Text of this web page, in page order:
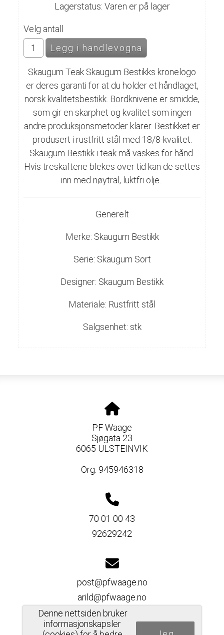
Lagerstatus: Varen er på lager
Velg antall
Skaugum Teak Skaugum Bestikks kronelogo
er deres garanti for at du holder et håndlaget,
norsk kvalitetsbestikk. Bordknivene er smidde,
som gir en skarphet og kvalitet som ingen
andre produksjonsmetoder klarer. Bestikket er
produsert i rustfritt stål med 18/8-kvalitet.
Skaugum Bestikk i teak må vaskes for hånd.
Hvis treskaftene blekes over tid kan de settes
inn med nøytral, luktfri olje.
Generelt
Merke: Skaugum Bestikk
Serie: Skaugum Sort
Designer: Skaugum Bestikk
Materiale: Rustfritt stål
Salgsenhet: stk
PF Waage
Sjøgata 23
6065 ULSTEINVIK
Org. 945946318
70 01 00 43
92629242
post@pfwaage.no
arild@pfwaage.no
Denne nettsiden bruker
informasjonskapsler